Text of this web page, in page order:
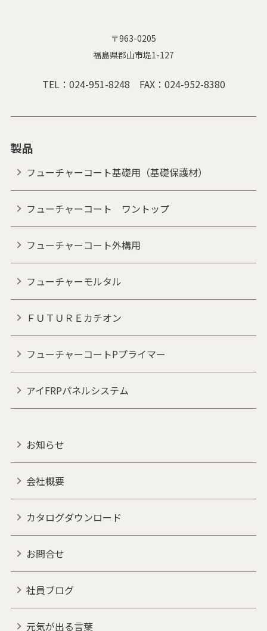
〒963-0205
福島県郡山市堤1-127
TEL： 024-951-8248 FAX：024-952-8380
製品
フューチャーコート基礎用（基礎保護材）
フューチャーコート ワントップ
フューチャーコート外構用
フューチャーモルタル
ＦＵＴＵＲＥカチオン
フューチャーコートPプライマー
アイFRPパネルシステム
お知らせ
会社概要
カタログダウンロード
お問合せ
社員ブログ
元気が出る言葉